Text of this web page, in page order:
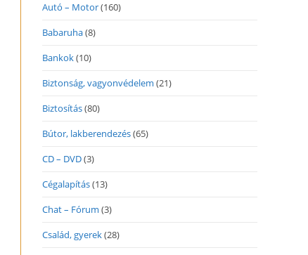
Autó – Motor(160)
Babaruha(8)
Bankok(10)
Biztonság, vagyonvédelem (21)
Biztosítás(80)
Bútor, lakberendezés(65)
CD – DVD(3)
Cégalapítás(13)
Chat – Fórum (3)
Család, gyerek(28)